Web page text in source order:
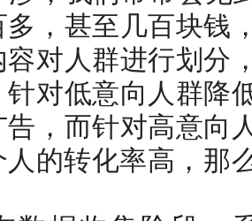
多，甚至几百块钱
容对人群进行划分
针对低意向人群降
告，而针对高意向
人的转化率高，那